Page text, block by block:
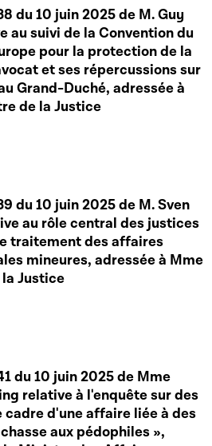
du 10 juin 2025 de M. Guy
au suivi de la Convention du
pour la protection de la
et ses répercussions sur
Grand-Duché, adressée à
de la Justice
du 10 juin 2025 de M. Sven
au rôle central des justices
traitement des affaires
mineures, adressée à Mme
Justice
du 10 juin 2025 de Mme
relative à l'enquête sur des
cadre d'une affaire liée à des
aux pédophiles »,
cette séquence
loi modifiant : 1° la loi
juillet 2004 concernant
communal et le
urbain ; 2° la loi modifiée du
l'aménagement du
cette séquence
loi portant approbation de
Mongolie et les États du
de Belgique, le Grand-
et le Royaume des
la réadmission des
faits à Bruxelles, le
cette séquence